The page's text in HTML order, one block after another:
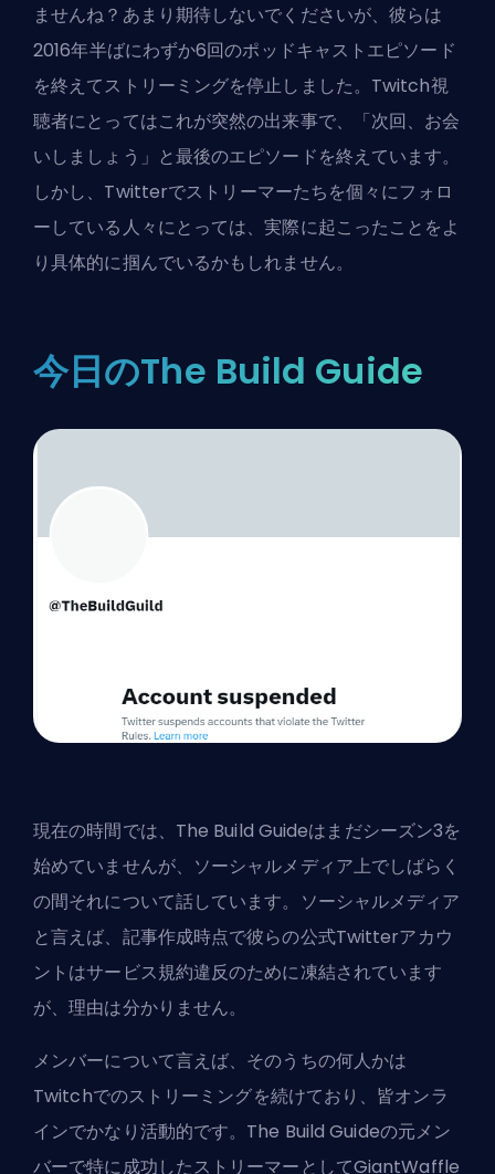
ませんね？あまり期待しないでくださいが、彼らは
2016年半ばにわずか6回のポッドキャストエピソード
を終えてストリーミングを停止しました。Twitch視
聴者にとってはこれが突然の出来事で、「次回、お会
いしましょう」と最後のエピソードを終えています。
しかし、Twitterでストリーマーたちを個々にフォロ
ーしている人々にとっては、実際に起こったことをよ
り具体的に掴んでいるかもしれません。
今日のThe Build Guide
現在の時間では、The Build Guideはまだシーズン3を
始めていませんが、ソーシャルメディア上でしばらく
の間それについて話しています。ソーシャルメディア
と言えば、記事作成時点で彼らの公式Twitterアカウ
ントはサービス規約違反のために凍結されています
が、理由は分かりません。
メンバーについて言えば、そのうちの何人かは
Twitchでのストリーミングを続けており、皆オンラ
インでかなり活動的です。The Build Guideの元メン
バーで特に成功したストリーマーとしてGiantWaffle